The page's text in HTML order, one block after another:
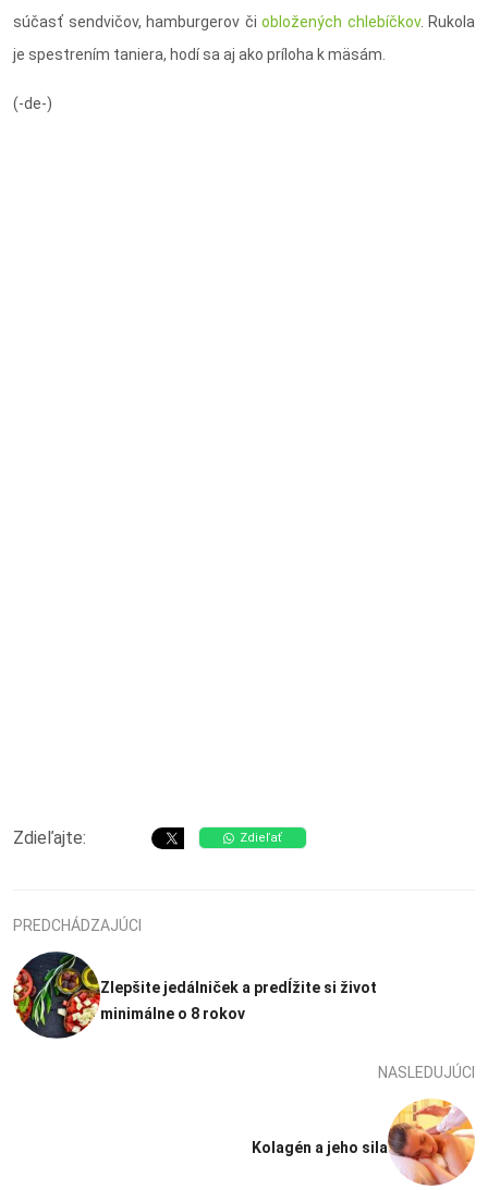
súčasť sendvičov, hamburgerov či obložených chlebíčkov. Rukola
je spestrením taniera, hodí sa aj ako príloha k mäsám.
(-de-)
Zdieľajte: Zdieľať
PREDCHÁDZAJÚCI
Zlepšite jedálniček a predĺžite si život
minimálne o 8 rokov
NASLEDUJÚCI
Kolagén a jeho sila